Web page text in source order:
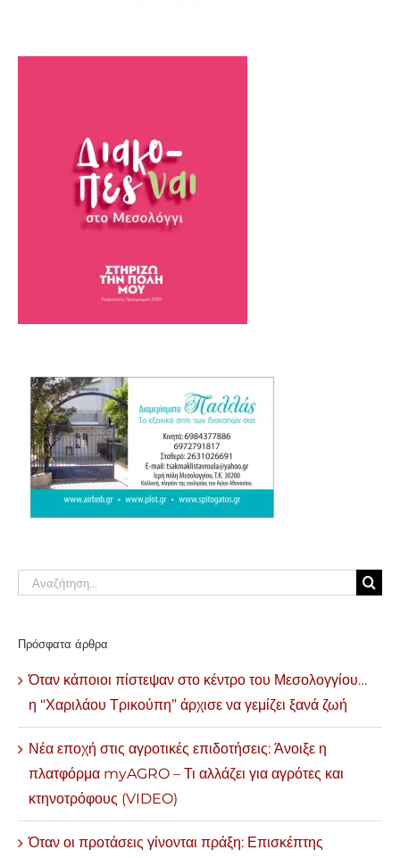
Αναζήτηση
Πρόσφατα άρθρα
Όταν κάποιοι πίστεψαν στο κέντρο του Μεσολογγίου…
η “Χαριλάου Τρικούπη” άρχισε να γεμίζει ξανά ζωή
Νέα εποχή στις αγροτικές επιδοτήσεις: Άνοιξε η
πλατφόρμα myAGRO – Τι αλλάζει για αγρότες και
κτηνοτρόφους (VIDEO)
Όταν οι προτάσεις γίνονται πράξη: Επισκέπτης